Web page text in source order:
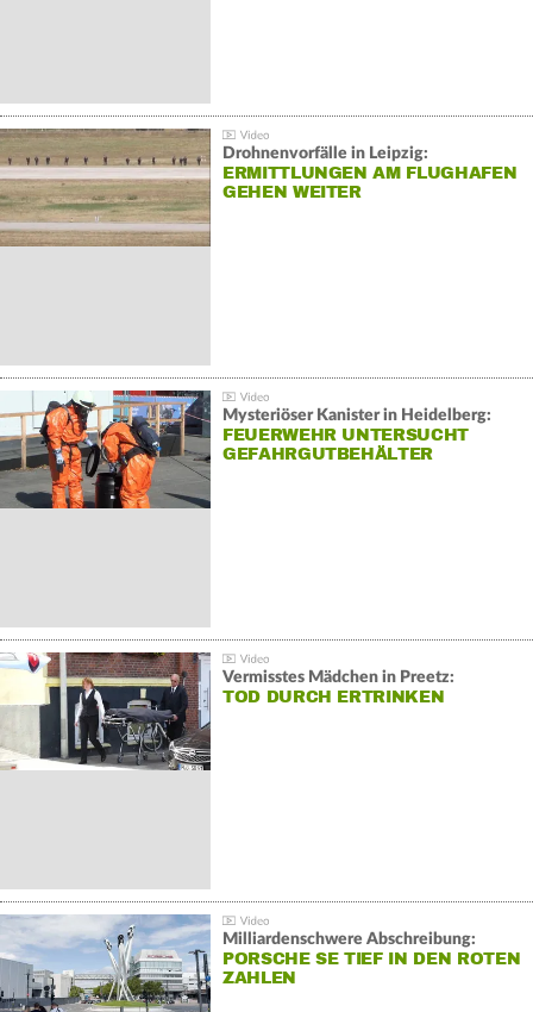
Drohnenvorfälle in Leipzig:
ERMITTLUNGEN AM FLUGHAFEN
GEHEN WEITER
Mysteriöser Kanister in Heidelberg:
FEUERWEHR UNTERSUCHT
GEFAHRGUTBEHÄLTER
Vermisstes Mädchen in Preetz:
TOD DURCH ERTRINKEN
Milliardenschwere Abschreibung:
PORSCHE SE TIEF IN DEN ROTEN
ZAHLEN